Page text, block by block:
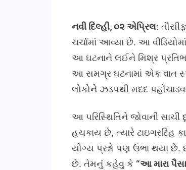
નવી દિલ્હી, ૦૨ એપ્રિલ:
ચર્ચામાં આવ્યા છે. આ
આ ઘટનાને લઈને મિશ્ર
આ સમગ્ર ઘટનામાં એક વાત
લોકોને ઝડપથી મદદ
આ પરિસ્થિતિને જોવાની
હચકાય છે, ત્યારે ટાઇગરટિહ
યોગ્ય પ્રશ્નો પણ ઉભા થયા
છે. તેમનું કહેવુ કે “આ મારા